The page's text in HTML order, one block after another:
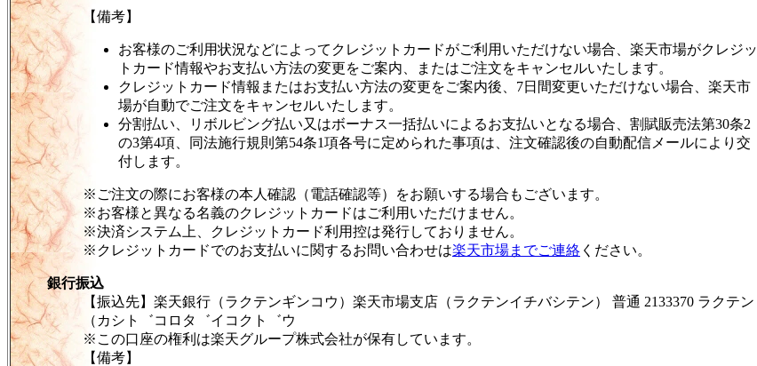
【備考】
お客様のご利用状況などによってクレジットカードがご利用いただけない場合、楽天市場がクレジッ
トカード情報やお支払い方法の変更をご案内、またはご注文をキャンセルいたします。
クレジットカード情報またはお支払い方法の変更をご案内後、7日間変更いただけない場合、楽天市
場が自動でご注文をキャンセルいたします。
分割払い、リボルビング払い又はボーナス一括払いによるお支払いとなる場合、割賦販売法第30条2
の3第4項、同法施行規則第54条1項各号に定められた事項は、注文確認後の自動配信メールにより交
付します。
※ご注文の際にお客様の本人確認（電話確認等）をお願いする場合もございます。
※お客様と異なる名義のクレジットカードはご利用いただけません。
※決済システム上、クレジットカード利用控は発行しておりません。
※クレジットカードでのお支払いに関するお問い合わせは楽天市場までご連絡 ください。
銀行振込
【振込先】楽天銀行（ラクテンギンコウ）楽天市場支店（ラクテンイチバシテン） 普通 2133370 ラクテン
（カシト゛コロタ゛イコクト゛ウ
※この口座の権利は楽天グループ株式会社が保有しています。
【備考】